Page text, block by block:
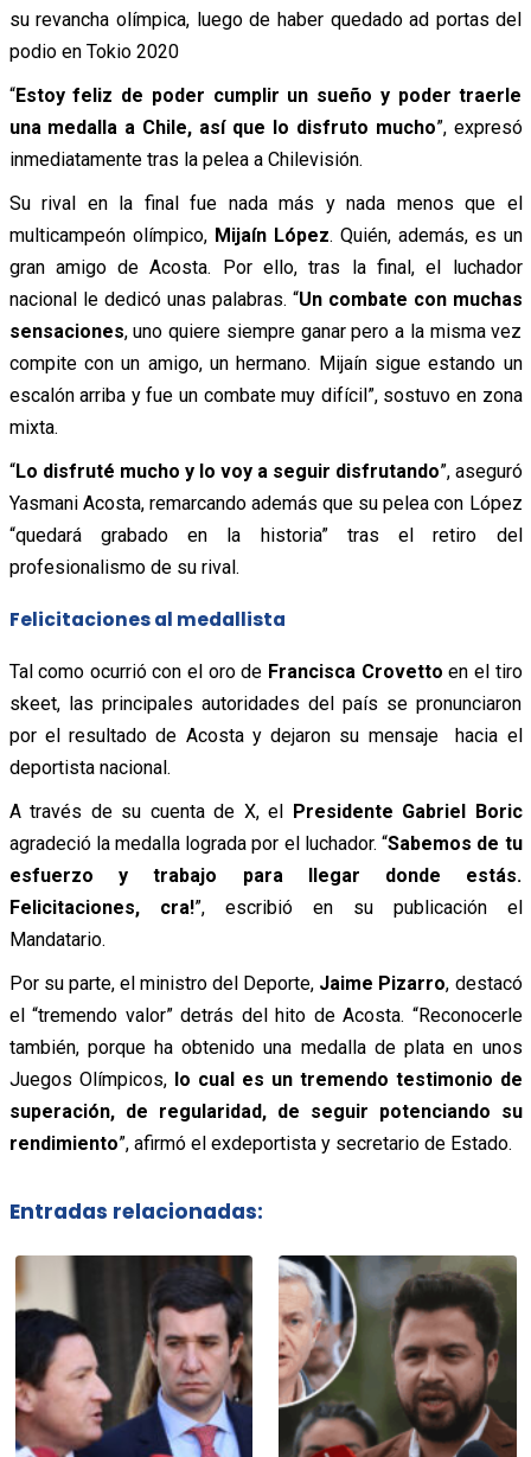
su revancha olímpica, luego de haber quedado ad portas del
podio en Tokio 2020
“Estoy feliz de poder cumplir un sueño y poder traerle
una medalla a Chile, así que lo disfruto mucho”, expresó
inmediatamente tras la pelea a Chilevisión.
Su rival en la final fue nada más y nada menos que el
multicampeón olímpico, Mijaín López. Quién, además, es un
gran amigo de Acosta. Por ello, tras la final, el luchador
nacional le dedicó unas palabras. “Un combate con muchas
sensaciones, uno quiere siempre ganar pero a la misma vez
compite con un amigo, un hermano. Mijaín sigue estando un
escalón arriba y fue un combate muy difícil”, sostuvo en zona
mixta.
“Lo disfruté mucho y lo voy a seguir disfrutando”, aseguró
Yasmani Acosta, remarcando además que su pelea con López
“quedará grabado en la historia” tras el retiro del
profesionalismo de su rival.
Felicitaciones al medallista
Tal como ocurrió con el oro de Francisca Crovetto en el tiro
skeet, las principales autoridades del país se pronunciaron
por el resultado de Acosta y dejaron su mensaje hacia el
deportista nacional.
A través de su cuenta de X, el Presidente Gabriel Boric
agradeció la medalla lograda por el luchador. “Sabemos de tu
esfuerzo y trabajo para llegar donde estás.
Felicitaciones, cra!”, escribió en su publicación el
Mandatario.
Por su parte, el ministro del Deporte, Jaime Pizarro, destacó
el “tremendo valor” detrás del hito de Acosta. “Reconocerle
también, porque ha obtenido una medalla de plata en unos
Juegos Olímpicos, lo cual es un tremendo testimonio de
superación, de regularidad, de seguir potenciando su
rendimiento”, afirmó el exdeportista y secretario de Estado.
Entradas relacionadas: